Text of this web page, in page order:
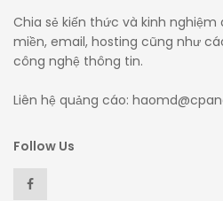
Chia sẻ kiến thức và kinh
miền, email, hosting cũng như
công nghệ thông tin.
Liên hệ quảng cáo:
Follow Us